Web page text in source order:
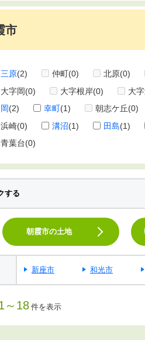
市
三原(2) 仲町(0) 北原(0)
大字岡(0) 大字根岸(0) 大
岡(2) 幸町(1) 朝志ケ丘(0)
浜崎(0) 溝沼(1) 田島(1)
青葉台(0)
する
朝霞市の土地
新座市 和光市
～18件を表示